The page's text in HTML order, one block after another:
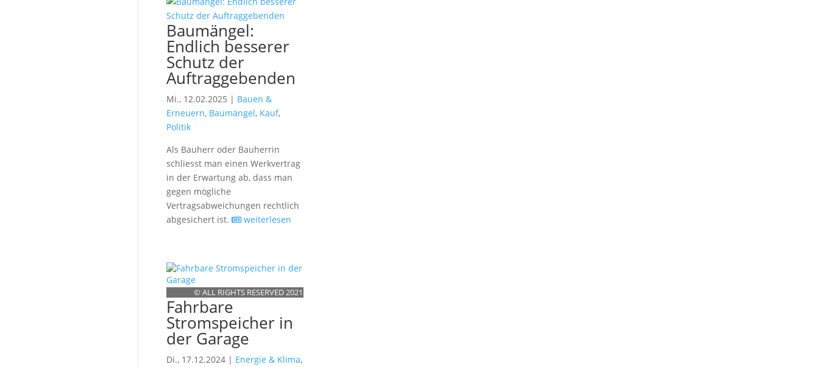
Baumängel:
Endlich besserer
Schutz der
Auftraggebenden
Mi., 12.02.2025 | Bauen &
Erneuern, Baumängel, Kauf,
Politik
Als Bauherr oder Bauherrin
schliesst man einen Werkvertrag
in der Erwartung ab, dass man
gegen mögliche
Vertragsabweichungen rechtlich
abgesichert ist.
weiterlesen
© ALL RIGHTS RESERVED 2021
Fahrbare
Stromspeicher in
der Garage
Di., 17.12.2024 | Energie & Klima,